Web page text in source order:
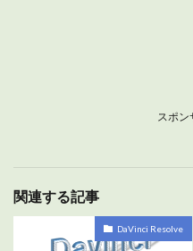
スポン
関連する記事
DaVinci Resolve